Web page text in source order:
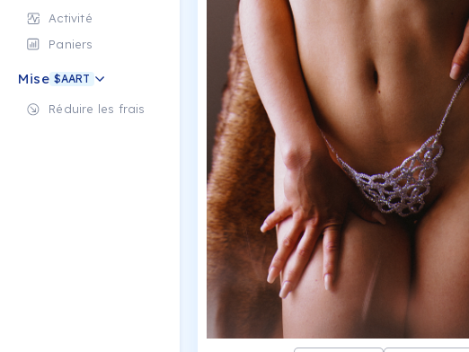
Activité
Paniers
Mise $AART
Réduire les frais